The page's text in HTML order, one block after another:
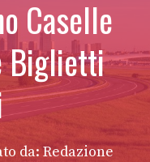
Caselle
Biglietti
da: Redazione